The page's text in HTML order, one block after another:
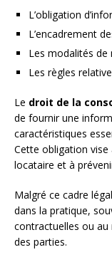
L’obligation
L’encadrement
Les modalités
Les règles
Le droit de la
de fournir une
caractéristiques
Cette obligation
locataire et à
Malgré ce cadre
dans la pratique,
contractuelles ou
des parties.